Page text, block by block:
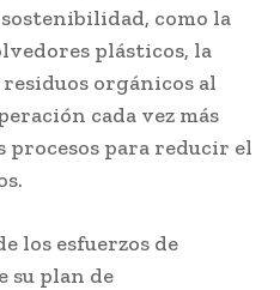
como la
plásticos, la
orgánicos al
cada vez más
procesos para reducir el
los esfuerzos de
su plan de